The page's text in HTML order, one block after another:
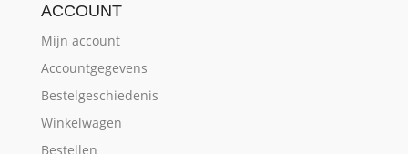
ACCOUNT
Mijn account
Accountgegevens
Bestelgeschiedenis
Winkelwagen
Bestellen